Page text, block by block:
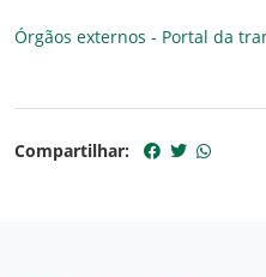
Órgãos externos - Portal da
Compartilhar: